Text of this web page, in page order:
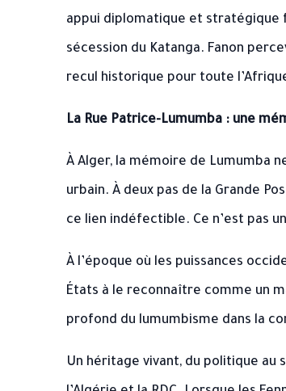
appui diplomatique et stratégique
sécession du Katanga. Fanon
recul historique pour toute
La Rue Patrice-Lumumba : une
À Alger, la mémoire de Lumumba
urbain. À deux pas de la Grande
ce lien indéfectible. Ce n’est pas
À l’époque où les puissances
États à le reconnaître comme un
profond du lumumbisme dans la
Un héritage vivant, du politique